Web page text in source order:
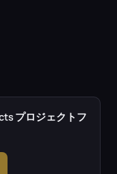
プロジェクトフ